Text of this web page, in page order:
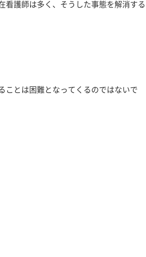
看護師は多く、そうした事態を解消する
ことは困難となってくるのではないで